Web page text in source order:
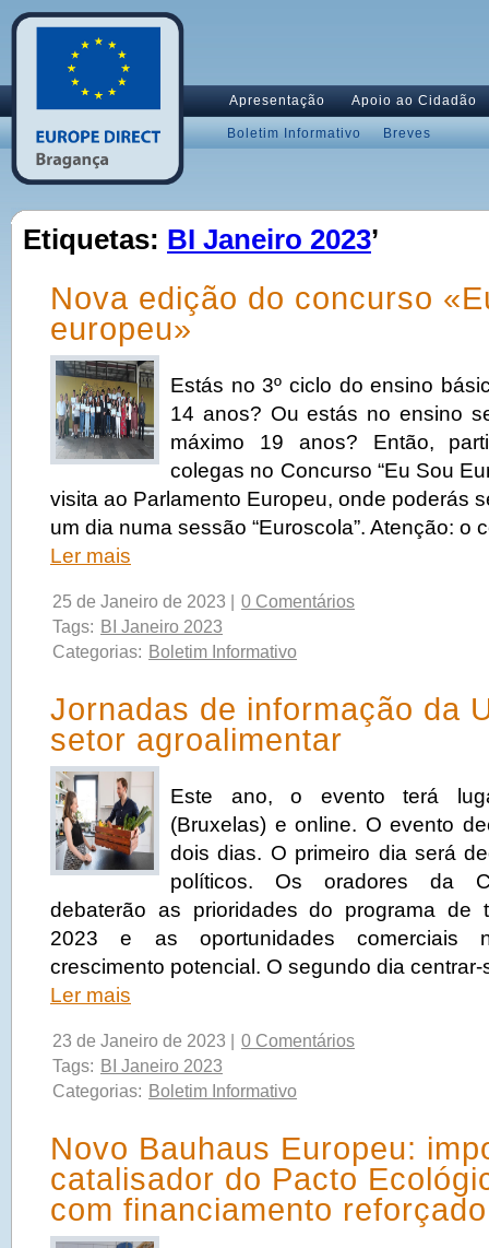
Apresentação Apoio ao Cidadão
Boletim Informativo Breves
Etiquetas: BI Janeiro 2023’
Nova edição do concurso
europeu»
Estás no 3º ciclo do ensino
14 anos? Ou estás no ensino
máximo 19 anos? Então,
colegas no Concurso “Eu Sou
visita ao Parlamento Europeu, onde poderás
um dia numa sessão “Euroscola”. Atenção: o
Ler mais
25 de Janeiro de 2023 |
0 Comentários
Tags: BI Janeiro 2023
Categorias: Boletim Informativo
Jornadas de informação da
setor agroalimentar
Este ano, o evento terá
(Bruxelas) e online. O evento
dois dias. O primeiro dia será
políticos. Os oradores da
debaterão as prioridades do programa de
2023 e as oportunidades comerciais
crescimento potencial. O segundo dia
Ler mais
23 de Janeiro de 2023 |
0 Comentários
Tags: BI Janeiro 2023
Categorias: Boletim Informativo
Novo Bauhaus Europeu:
catalisador do Pacto
com financiamento reforçado